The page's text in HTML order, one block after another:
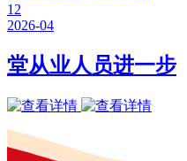
12
2026-04
堂从业人员进一步